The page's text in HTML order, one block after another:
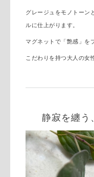
グレージュをモノトーン
ルに仕上がります。
マグネットで「艶感」を
こだわりを持つ大人の女
静寂を纏う